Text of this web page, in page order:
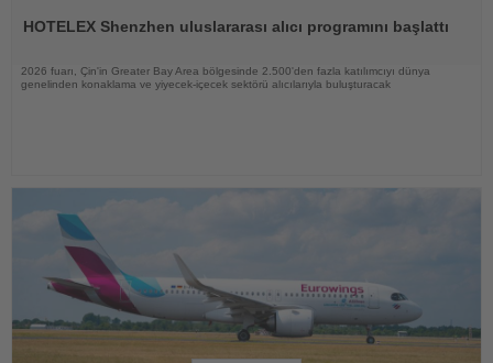
HOTELEX Shenzhen uluslararası alıcı programını başlattı
2026 fuarı, Çin'in Greater Bay Area bölgesinde 2.500'den fazla katılımcıyı dünya
genelinden konaklama ve yiyecek-içecek sektörü alıcılarıyla buluşturacak